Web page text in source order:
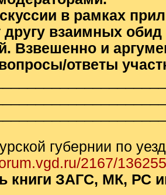
в рамках
другу взаимных обид
Взвешенно и
ответы
губернии по
2167/
книги ЗАГС, МК, РС